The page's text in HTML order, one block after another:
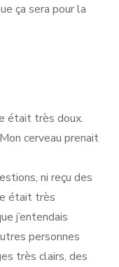
ça sera pour la
était très doux.
cerveau prenait
ni reçu des
était très
j’entendais
personnes
très clairs, des